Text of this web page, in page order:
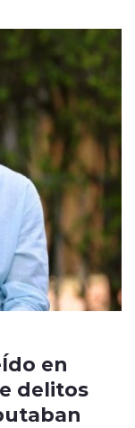
en
delitos